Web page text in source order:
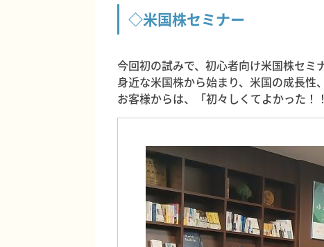
◇米国株セミナー
今回初の試みで、初心者向け米国株セ
身近な米国株から始まり、米国の成長性
お客様からは、「初々しくてよかった！